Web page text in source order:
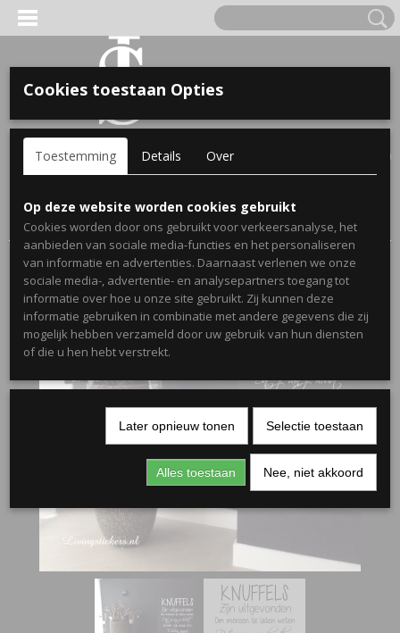
Inloggen Registreren
(0)
Home >Webshop>Stickers>Muurstickers Woonkamer
Muursticker Knuffels
VOOR KINDEREN
OPA & OMA.
NAAM EN GEBOORTEJAAR
Cookies toestaan Opties
Toestemming Details Over
Op deze website worden cookies gebruikt
Cookies worden door ons gebruikt voor verkeersanalyse, het
aanbieden van sociale media-functies en het personaliseren
van informatie en advertenties. Daarnaast verlenen we onze
sociale media-, advertentie- en analysepartners toegang tot
informatie over hoe u onze site gebruikt. Zij kunnen deze
informatie gebruiken in combinatie met andere gegevens die zij
mogelijk hebben verzameld door uw gebruik van hun diensten
of die u hen hebt verstrekt.
Later opnieuw tonen Selectie toestaan
Alles toestaan Nee, niet akkoord